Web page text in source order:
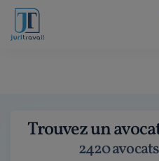
Trouvez un
2420